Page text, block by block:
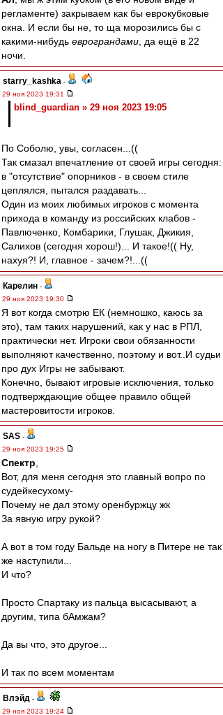
регламенте) закрываем как бы еврокубковые
окна. И если бы не, то ща морозились бы с
какими-нибудь еврограндами , да ещё в 22
ночи.
starry_kashka -
29 ноя 2023 19:31
blind_guardian » 29 ноя 2023 19:05
По Соболю, увы, согласен...((
Так смазал впечатление от своей игры сегодня:
в "отсутствие" опорников - в своем стиле
цеплялся, пытался раздавать...
Один из моих любимых игроков с момента
прихода в команду из российских клабов -
Павлюченко, Комбарики, Глушак, Джикия,
Салихов (сегодня хорош!)... И такое!(( Ну,
нахуя?! И, главное - зачем?!...((
Карелин -
29 ноя 2023 19:30
Я вот когда смотрю ЕК (немношко, каюсь за
это), там таких нарушений, как у нас в РПЛ,
практически нет. Игроки свои обязанности
выполняют качественно, поэтому и вот..И судьи
про дух Игры не забывают.
Конечно, бывают игровые исключения, только
подтверждающие общее правило общей
мастеровитости игроков.
SAS -
29 ноя 2023 19:25
Спектр
Вот, для меня сегодня это главный вопро по
судейкесухому-
Почему не дал этому оренбуржцу жк
За явную игру рукой?
А вот в том году Бальде на ногу в Питере не так
же наступили...
И что?
Просто Спартаку из пальца высасывают, а
другим, типа бАмжам?
Да вы что, это другое...
И так по всем моментам
Влэйд -
29 ноя 2023 19:24